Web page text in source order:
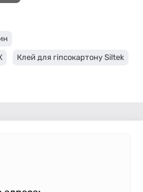
Клей для гіпсокартону Siltek